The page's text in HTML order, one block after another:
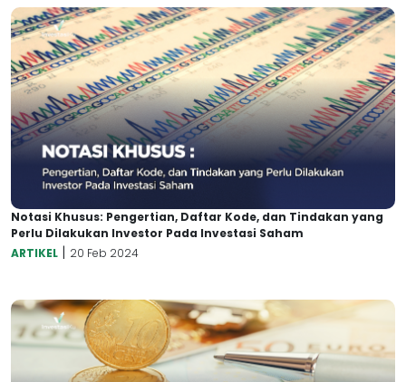
Notasi Khusus: Pengertian, Daftar Kode, dan Tindakan yang
Perlu Dilakukan Investor Pada Investasi Saham
ARTIKEL | 20 Feb 2024